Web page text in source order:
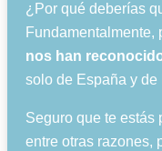
¿Por qué deberías
Fundamentalmente,
nos han
solo de España y de
Seguro que te estás
entre otras razones,